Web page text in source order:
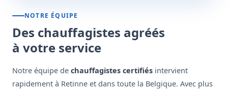
NOTRE ÉQUIPE
Des chauffagistes agréés
à votre service
Notre équipe de chauffagistes certifiés intervient
rapidement à Retinne et dans toute la Belgique. Avec plus